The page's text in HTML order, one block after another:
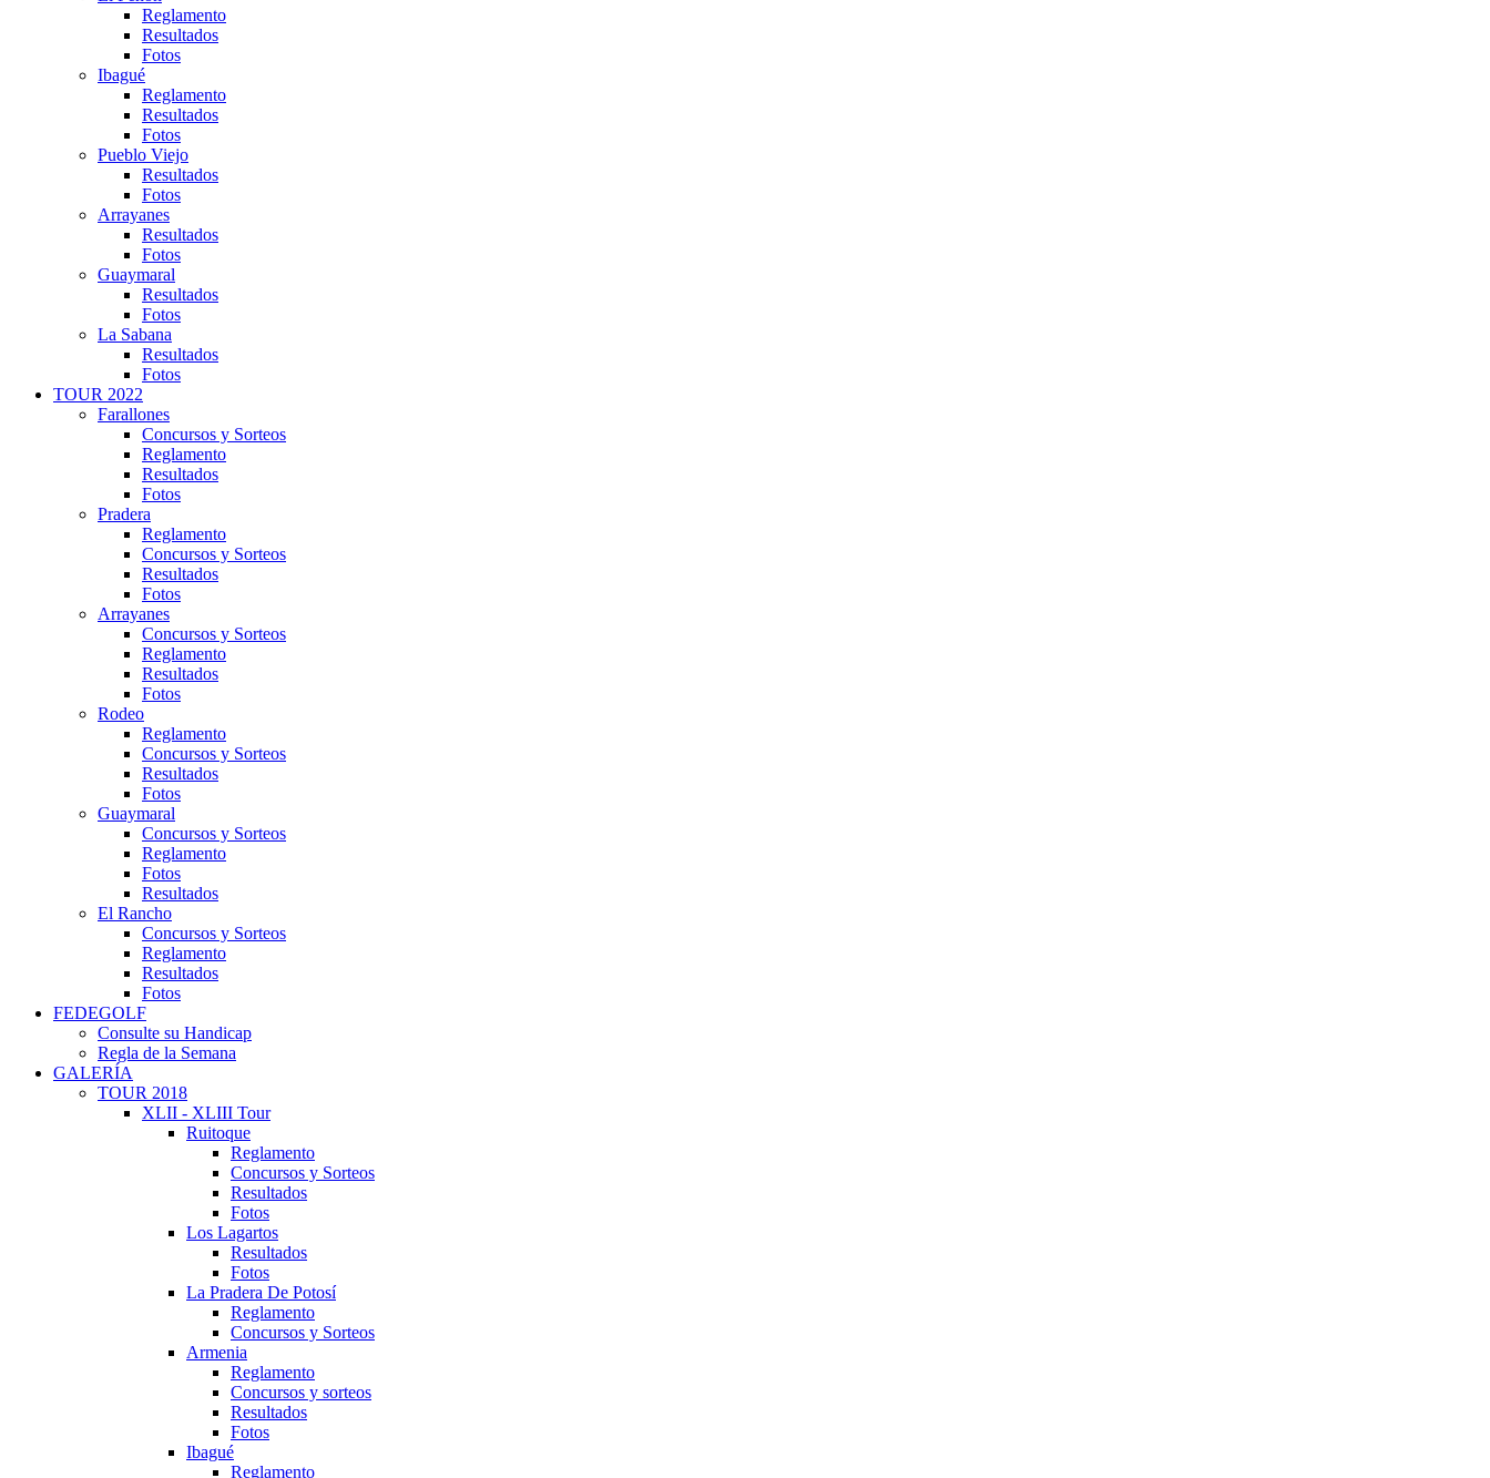
Reglamento
Resultados
Fotos
Ibagué
Reglamento
Resultados
Fotos
Pueblo Viejo
Resultados
Fotos
Arrayanes
Resultados
Fotos
Guaymaral
Resultados
Fotos
La Sabana
Resultados
Fotos
TOUR 2022
Farallones
Concursos y Sorteos
Reglamento
Resultados
Fotos
Pradera
Reglamento
Concursos y Sorteos
Resultados
Fotos
Arrayanes
Concursos y Sorteos
Reglamento
Resultados
Fotos
Rodeo
Reglamento
Concursos y Sorteos
Resultados
Fotos
Guaymaral
Concursos y Sorteos
Reglamento
Fotos
Resultados
El Rancho
Concursos y Sorteos
Reglamento
Resultados
Fotos
FEDEGOLF
Consulte su Handicap
Regla de la Semana
GALERÍA
TOUR 2018
XLII - XLIII Tour
Ruitoque
Reglamento
Concursos y Sorteos
Resultados
Fotos
Los Lagartos
Resultados
Fotos
La Pradera De Potosí
Reglamento
Concursos y Sorteos
Armenia
Reglamento
Concursos y sorteos
Resultados
Fotos
Ibagué
Reglamento